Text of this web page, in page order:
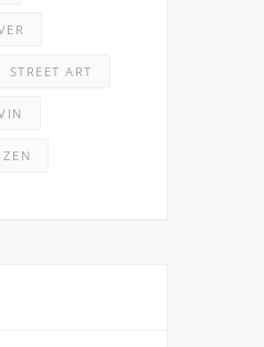
STREET ART
ZEN